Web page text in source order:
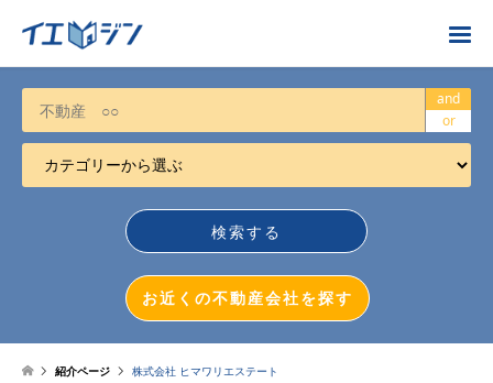
お近くの不動産会社を探す
カテゴリーから選ぶ
不動産売却
不動産投資
and
or
お近くの不動産会社を探す
紹介ページ 株式会社 ヒマワリエステート